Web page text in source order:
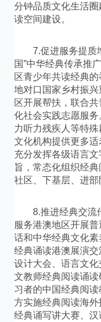
分钟品质文化生活
读空间建设。
7.促进服务提质增
国”中华经典传承推
区青少年共读经典
地对口国家乡村振
区开展帮扶，联合
化社会实践志愿服
力听力残疾人等特
文化机构提供更多适
充分发挥各级语言
旨，常态化组织经
社区、下基层、进部
8.推进经典交流传
服务港澳地区开展
话和中华经典文化
经典诵读港澳展演
设计大会、语言文
文教师经典阅读诵
习者的中国经典阅
方实施经典阅读海
经典诵写讲大赛、